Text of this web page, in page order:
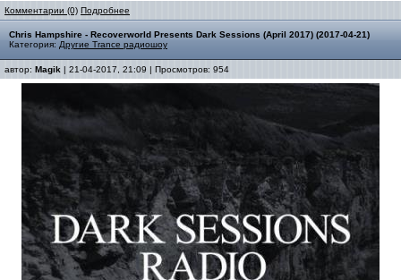
Комментарии (0) Подробнее
Chris Hampshire - Recoverworld Presents Dark Sessions (April 2017) (2017-04-21)
Категория: Другие Trance радиошоу
автор: Magik | 21-04-2017, 21:09 | Просмотров: 954